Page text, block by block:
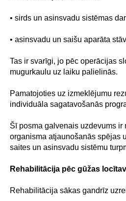
• sirds un asinsvadu sistēmas
• asinsvadu un saišu aparāta
Tas ir svarīgi, jo pēc operācijas
mugurkaulu uz laiku palielinās.
Pamatojoties uz izmeklējumu
individuāla sagatavošanās
Šī posma galvenais uzdevums ir
organisma atjaunošanās spējas
saites un asinsvadu sistēmu
Rehabilitācija pēc gūžas
Rehabilitācija sākas gandrīz